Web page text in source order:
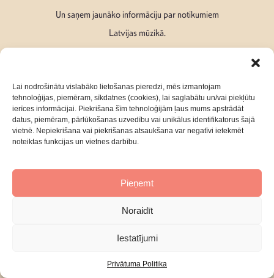
Lai nodrošinātu vislabāko lietošanas pieredzi, mēs izmantojam
tehnoloģijas, piemēram, sīkdatnes (cookies), lai saglabātu un/vai piekļūtu
ierīces informācijai. Piekrišana šīm tehnoloģijām ļaus mums apstrādāt
datus, piemēram, pārlūkošanas uzvedību vai unikālus identifikatorus šajā
vietnē. Nepiekrišana vai piekrišanas atsaukšana var negatīvi ietekmēt
noteiktas funkcijas un vietnes darbību.
Pieņemt
Noraidīt
Iestatījumi
Privātuma Politika
Un saņem jaunāko informāciju par notikumiem
Latvijas mūzikā.
Seko mums:
Par mumsKontakti